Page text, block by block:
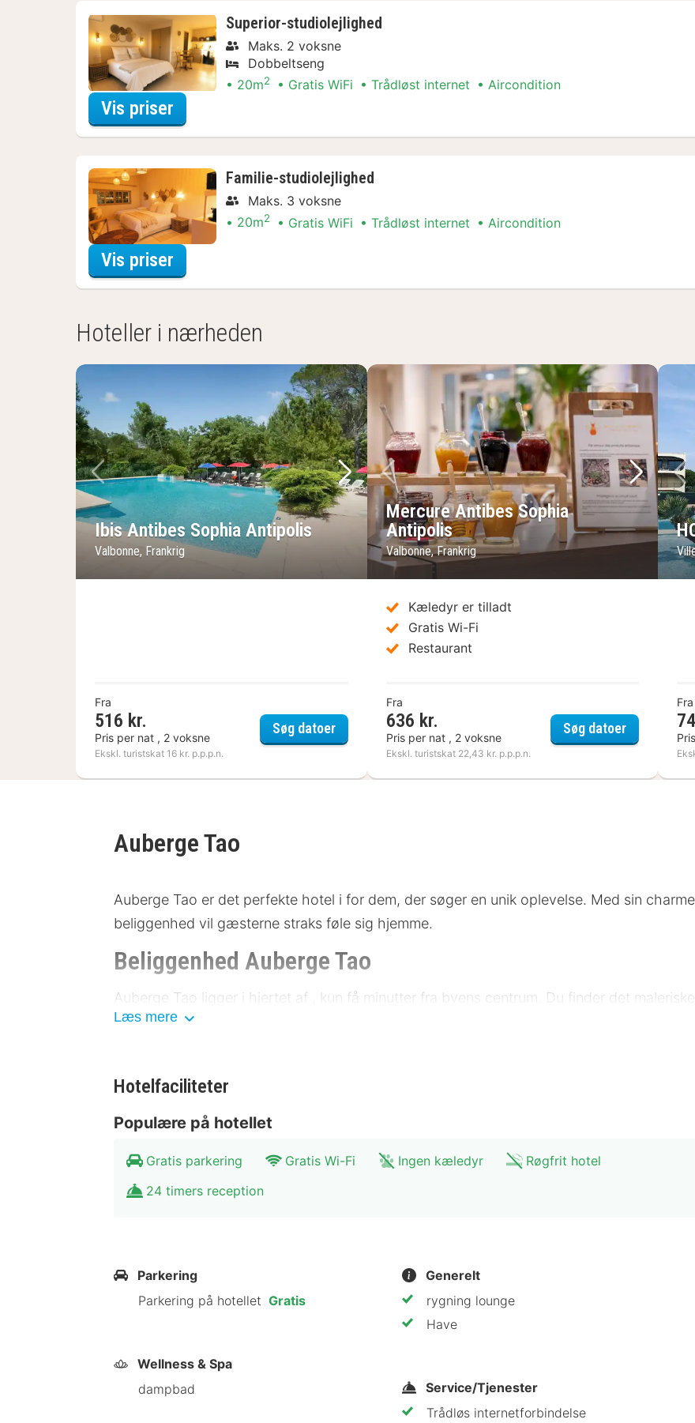
Superior-studiolejlighed
Maks. 2 voksne
Dobbeltseng
20m2 Gratis WiFi Trådløst internet Aircondition
Vis priser
Familie-studiolejlighed
Maks. 3 voksne
20m2 Gratis WiFi Trådløst internet Aircondition
Vis priser
Hoteller i nærheden
Forrige billede
Næste billede
Ibis Antibes Sophia Antipolis
Valbonne, Frankrig
Fra
516 kr.
Pris per nat , 2 voksne
Ekskl. turistskat 16 kr. p.p.p.n.
Søg datoerIbis Antibes Sophia Antipolis
Forrige billede
Næste
Mercure Antibes Sophia
Antipolis
Valbonne, Frankrig
Kæledyr er tilladt
Gratis Wi-Fi
Restaurant
Fra
636 kr.
Pris per nat , 2 voksne
Ekskl. turistskat 22,43 kr. p.p.p.n.
Søg datoerMercure
Fra
Auberge Tao
Auberge Tao er det perfekte hotel i for dem, der søger en unik oplevelse. Med sin
beliggenhed vil gæsterne straks føle sig hjemme.
Beliggenhed Auberge Tao
Auberge Tao ligger i hjertet af , kun få minutter fra byens centrum. Du finder det
berømte museum inden for 500 meter. Området er kendt for sine kulturelle
Hovedtorvet: 300 meter
Parker: 600 meter
Kunstgalleri: 1 km
Faciliteter Auberge Tao
Komfortable værelser
Luksuriøse badeværelsesartikler
Parkering til rådighed
Restaurant Auberge Tao
Læs mere
Hotelfaciliteter
Populære på hotellet
Gratis parkering Gratis Wi-Fi Ingen kæledyr
Røgfrit hotel
24 timers reception
Parkering
Parkering på hotellet Gratis
Wellness & Spa
dampbad
Generelt
rygning lounge
Have
Service/Tjenester
Trådløs internetforbindelse